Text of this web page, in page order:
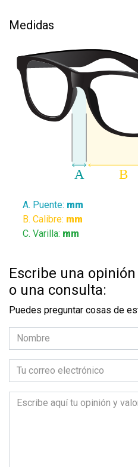
Medidas
Puente: mm
Calibre: mm
Varilla: mm
Escribe una
o una consulta:
Puedes preguntar cosas de